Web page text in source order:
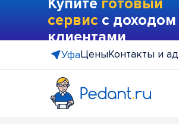
Купите готовый
сервис с доходом
клиентами
УфаЦеныКонтакты и